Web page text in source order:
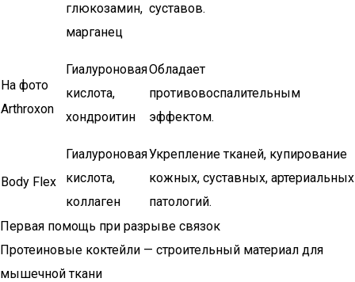
глюкозамин,
марганец
суставов.
На фото
Arthroxon
Гиалуроновая
кислота,
хондроитин
Обладает
противовоспалительным
эффектом.
Body Flex
Гиалуроновая
кислота,
коллаген
Укрепление тканей, купирование
кожных, суставных, артериальных
патологий.
Первая помощь при разрыве связок
Протеиновые коктейли — строительный материал для
мышечной ткани